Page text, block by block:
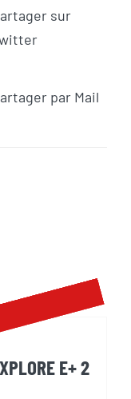
sur
par Mail
E+ 2